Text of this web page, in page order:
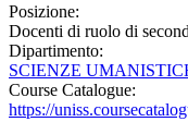
Posizione:
Docenti di ruolo di
Dipartimento:
SCIENZE
Course Catalogue:
https://